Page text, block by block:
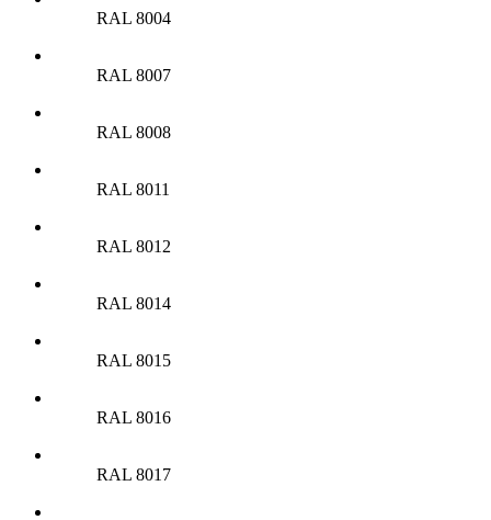
RAL 8004
RAL 8007
RAL 8008
RAL 8011
RAL 8012
RAL 8014
RAL 8015
RAL 8016
RAL 8017